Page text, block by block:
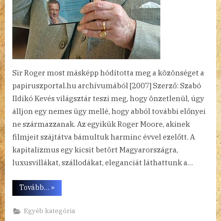
Sir Roger most másképp hódította meg a közönséget a
papiruszportal.hu archívumából [2007] Szerző: Szabó
Ildikó Kevés világsztár teszi meg, hogy önzetlenül, úgy
álljon egy nemes ügy mellé, hogy abból további előnyei
ne származzanak. Az egyikük Roger Moore, akinek
filmjeit szájtátva bámultuk harminc évvel ezelőtt. A
kapitalizmus egy kicsit betört Magyarországra,
luxusvillákat, szállodákat, eleganciát láthattunk a…
Tovább… “Nemzetközi
jószolgálati
a
Müpában”
»
Egyéb kategória